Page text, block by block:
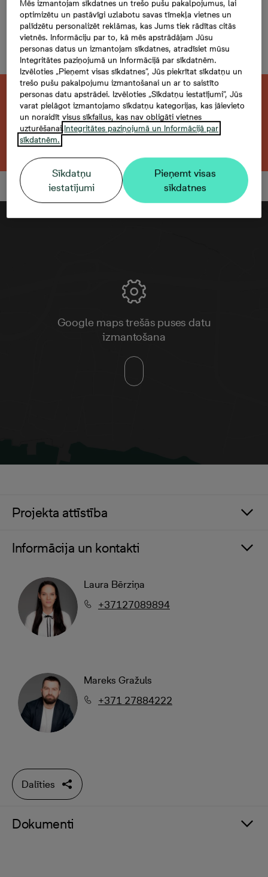
Mazā Stacijas 5-41, 41,
3 -istabu dzīvoklis,
Platība 59,2 m²
Šis dzīvoklis ir pārdots. Vēlaties atrast kaut
ko līdzīgu?
Meklēt citu dzīvokli
Google maps trešās puses datu
izmantošana
Projekta attīstība
Informācija un kontakti
Laura Bērziņa
+37127089894
Mareks Gražuls
+371 27884222
Dalīties
Dokumenti
Mēs izmantojam sīkdatnes un trešo pušu pakalpojumus, lai
optimizētu un pastāvīgi uzlabotu savas tīmekļa vietnes un
palīdzētu personalizēt reklāmas, kas Jums tiek rādītas citās
vietnēs. Informāciju par to, kā mēs apstrādājam Jūsu
personas datus un izmantojam sīkdatnes, atradīsiet mūsu
Integritātes paziņojumā un Informācijā par sīkdatnēm.
Izvēloties „Pieņemt visas sīkdatnes”, Jūs piekrītat sīkdatņu un
trešo pušu pakalpojumu izmantošanai un ar to saistīto
personas datu apstrādei. Izvēloties „Sīkdatņu iestatījumi”, Jūs
varat pielāgot izmantojamo sīkdatņu kategorijas, kas jāievieto
un noraidīt visus sīkfailus, kas nav obligāti vietnes
uzturēšanai.Integritātes paziņojumā un Informācijā par
sīkdatnēm.
Sīkdatņu
iestatījumi
Pieņemt visas
sīkdatnes